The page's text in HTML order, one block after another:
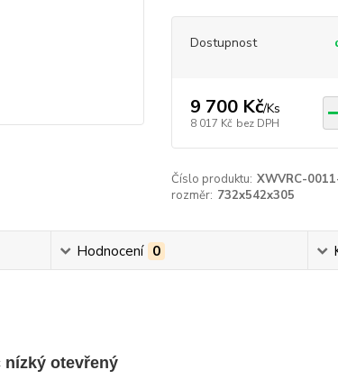
Dostupnost
9 700 Kč/Ks
8 017 Kč bez DPH
Číslo produktu: XWVRC-
rozměr: 732x542x305
Hodnocení 0
nízký otevřený